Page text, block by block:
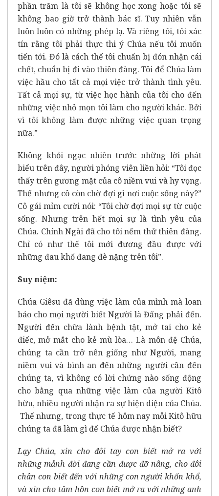
phần trăm là tôi sẽ không học xong hoặc tôi sẽ
không bao giờ trở thành bác sĩ. Tuy nhiên vẫn
luôn luôn có những phép lạ. Và riêng tôi, tôi xác
tín rằng tôi phải thực thi ý Chúa nếu tôi muốn
tiến tới. Đó là cách thế tôi chuẩn bị đón nhận cái
chết, chuẩn bị đi vào thiên đàng. Tôi để Chúa làm
việc hầu cho tất cả mọi việc trở thành tình yêu.
Tất cả mọi sự, từ việc học hành của tôi cho đến
những việc nhỏ mọn tôi làm cho người khác. Bởi
vì tôi không làm được những việc quan trọng
nữa.”
Không khỏi ngạc nhiên trước những lời phát
biểu trên đây, người phóng viên liền hỏi: “Tôi đọc
thấy trên gương mặt của cô niềm vui và hy vọng.
Thế nhưng cô còn chờ đợi gì nơi cuộc sống này?”
Cô gái mỉm cười nói: “Tôi chờ đợi mọi sự từ cuộc
sống. Nhưng trên hết mọi sự là tình yêu của
Chúa. Chính Ngài đã cho tôi nếm thử thiên đàng.
Chỉ có như thế tôi mới đương đầu được với
những đau khổ đang đè nặng trên tôi”.
Suy niệm:
Chúa Giêsu đã dùng việc làm của mình mà loan
báo cho mọi người biết Người là Đấng phải đến.
Người đến chữa lành bệnh tật, mở tai cho kẻ
điếc, mở mắt cho kẻ mù lòa… Là môn đệ Chúa,
chúng ta cần trở nên giống như Người, mang
niềm vui và bình an đến những người cần đến
chúng ta, vì không có lời chứng nào sống động
cho bằng qua những việc làm của người Kitô
hữu, nhiều người nhận ra sự hiện diện của Chúa.
Thế nhưng, trong thực tế hôm nay mỗi Kitô hữu
chúng ta đã làm gì để Chúa được nhận biết?
Lạy Chúa, xin cho đôi tay con biết mở ra với
những mảnh đời đang cần được đỡ nâng, cho đôi
chân con biết đến với những con người khốn khổ,
và xin cho tâm hồn con biết mở ra với những anh